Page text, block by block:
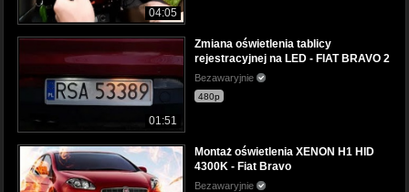
04:05
01:51
Zmiana oświetlenia tablicy
rejestracyjnej na LED - FIAT BRAVO 2
Bezawaryjnie
480p
Montaż oświetlenia XENON H1 HID
4300K - Fiat Bravo
Bezawaryjnie